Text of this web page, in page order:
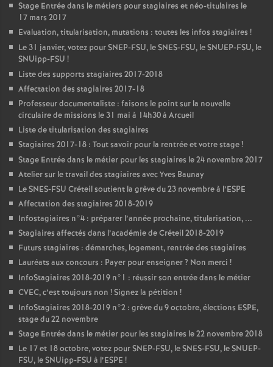
Stage Entrée dans le métiers pour stagiaires et néo-titulaires le
17 mars 2017
Evaluation, titularisation, mutations : toutes les infos stagiaires !
Le 31 janvier, votez pourSNEP-FSU, leSNES-FSU, leSNUEP-FSU, le
SNUipp-FSU !
Liste des supports stagiaires 2017-2018
Affectation des stagiaires 2017-18
Professeur documentaliste : faisons le point sur la nouvelle
circulaire de missions le 31 mai à 14h30 à Arcueil
Liste de titularisation des stagiaires
Stagiaires 2017-18 : Tout savoir pour la rentrée et votre stage!
Stage Entrée dans le métier pour les stagiaires le 24 novembre 2017
Atelier sur le travail des stagiaires avec Yves Baunay
LeSNES-FSU Créteil soutient la grève du 23 novembre à l’ESPE
Affectation des stagiaires 2018-2019
Infostagiaires n°4 : préparer l’année prochaine, titularisation, ...
Stagiaires affectés dans l’académie de Créteil 2018-2019
Futurs stagiaires : démarches, logement, rentrée des stagiaires
Lauréats aux concours : Payer pour enseigner? Non merci !
InfoStagiaires 2018-2019 n°1 : réussir son entrée dans le métier
CVEC, c’est toujours non ! Signez la pétition !
InfoStagiaires 2018-2019 n°2 : grève du 9 octobre, élections ESPE,
stage du 22 novembre
Stage Entrée dans le métier pour les stagiaires le 22 novembre 2018
Le 17 et 18 octobre, votez pourSNEP-FSU, leSNES-FSU, leSNUEP-
FSU, le SNUipp-FSU à l’ESPE !